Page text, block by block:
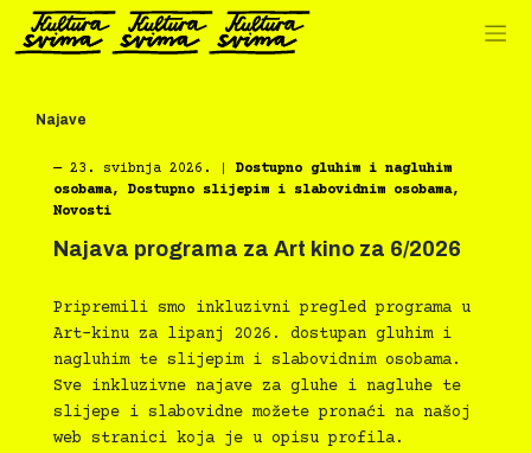
Preskoči
sadržaj
Najave
― 23. svibnja 2026.
Dostupno gluhim i nagluhim
osobama, Dostupno slijepim i slabovidnim osobama,
Novosti
Najava programa za Art kino za 6/2026
Pripremili smo inkluzivni pregled programa u
Art-kinu za lipanj 2026. dostupan gluhim i
nagluhim te slijepim i slabovidnim osobama.
Sve inkluzivne najave za gluhe i nagluhe te
slijepe i slabovidne možete pronaći na našoj
web stranici koja je u opisu profila.